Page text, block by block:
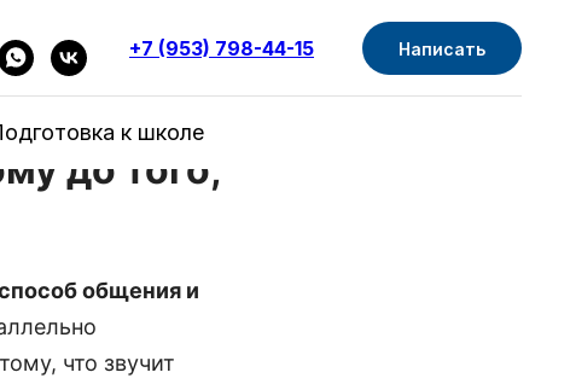
+7 (953) 798-44-15 Написать
к школе
до того,
общения и
что звучит